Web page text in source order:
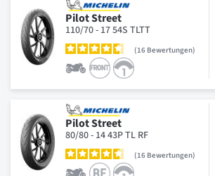
Pilot Street
110/70 - 17 54S TLTT
16 Bewertungen
Pilot Street
80/80 - 14 43P TL RF
16 Bewertungen